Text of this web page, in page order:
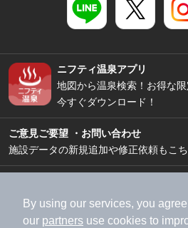
By using our services, you
our partners use cookies to
ニフティ温泉アプリ
地図から温泉検索！お得な限
今すぐダウンロード！
ご意見ご要望 ・お問い合わせ
施設データの新規追加や修正依頼もこ
加盟店募集（資料請求）
利用規約
ライフスタイル